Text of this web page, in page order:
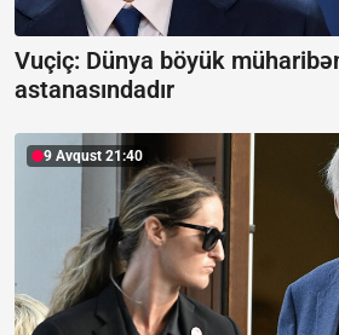
Vuçiç: Dünya böyük
astanasındadır
9 Avqust 21:40